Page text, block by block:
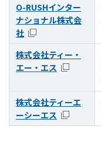
O-RUSHインター
ナショナル株式会
社
株式会社ティー・
エー・エス
株式会社ティーエ
ーシーエス